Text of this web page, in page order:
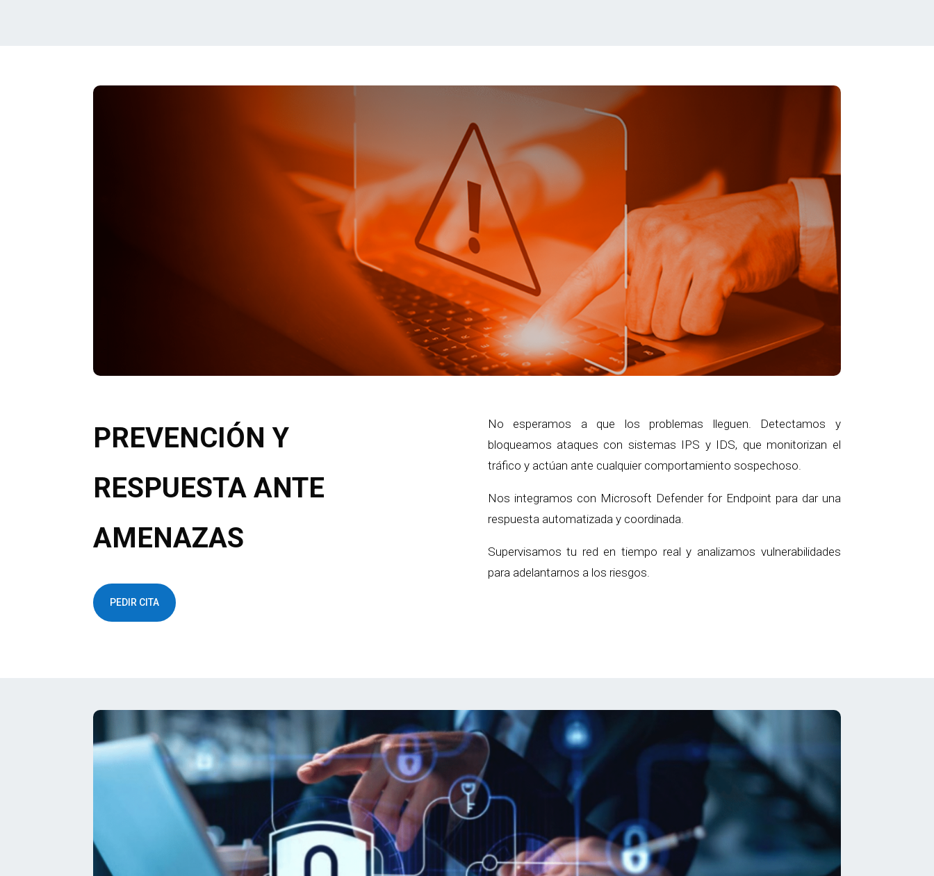
PREVENCIÓN Y
RESPUESTA ANTE
AMENAZAS
PEDIR CITA
No esperamos a que los problemas lleguen. Detectamos y
bloqueamos ataques con sistemas IPS y IDS, que monitorizan el
tráfico y actúan ante cualquier comportamiento sospechoso.
Nos integramos con Microsoft Defender for Endpoint para dar una
respuesta automatizada y coordinada.
Supervisamos tu red en tiempo real y analizamos vulnerabilidades
para adelantarnos a los riesgos.